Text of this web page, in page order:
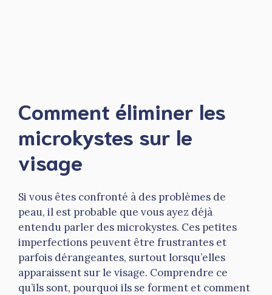
Comment éliminer les
microkystes sur le
visage
Si vous êtes confronté à des problèmes de
peau, il est probable que vous ayez déjà
entendu parler des microkystes. Ces petites
imperfections peuvent être frustrantes et
parfois dérangeantes, surtout lorsqu’elles
apparaissent sur le visage. Comprendre ce
qu’ils sont, pourquoi ils se forment et comment